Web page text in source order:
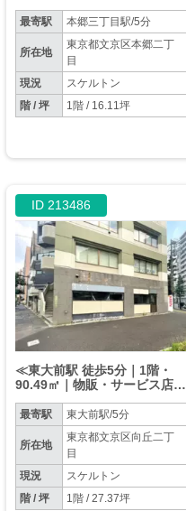
償却分敷金積み増し要。
最寄駅 本郷三丁目駅/5分
所在地
東京都文京区本郷二丁
目
現況
スケルトン
階 / 坪
1階 / 16.11坪
ID 213486
≪東大前駅 徒歩5分｜1階・
90.49㎡｜物販・サービス店舗
最寄駅 東大前駅/5分
所在地
東京都文京区向丘二丁
目
現況
スケルトン
階 / 坪
1階 / 27.37坪